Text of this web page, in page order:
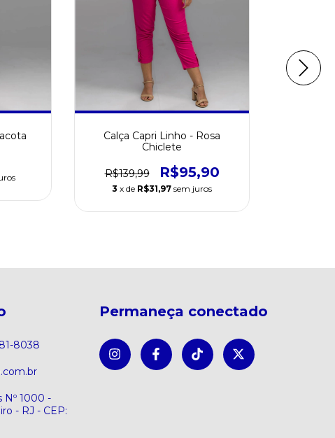
Calça Capri Linho - Rosa
Chiclete
R$139,99 R$95,90
3 x de R$31,97 sem juros
8038
Nº 1000 -
- RJ - CEP:
Permaneça conectado